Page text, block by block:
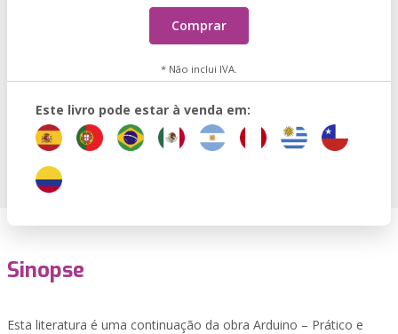
Comprar
* Não inclui IVA.
Este livro pode estar à venda em:
Sinopse
Esta literatura é uma continuação da obra Arduino – Prático e